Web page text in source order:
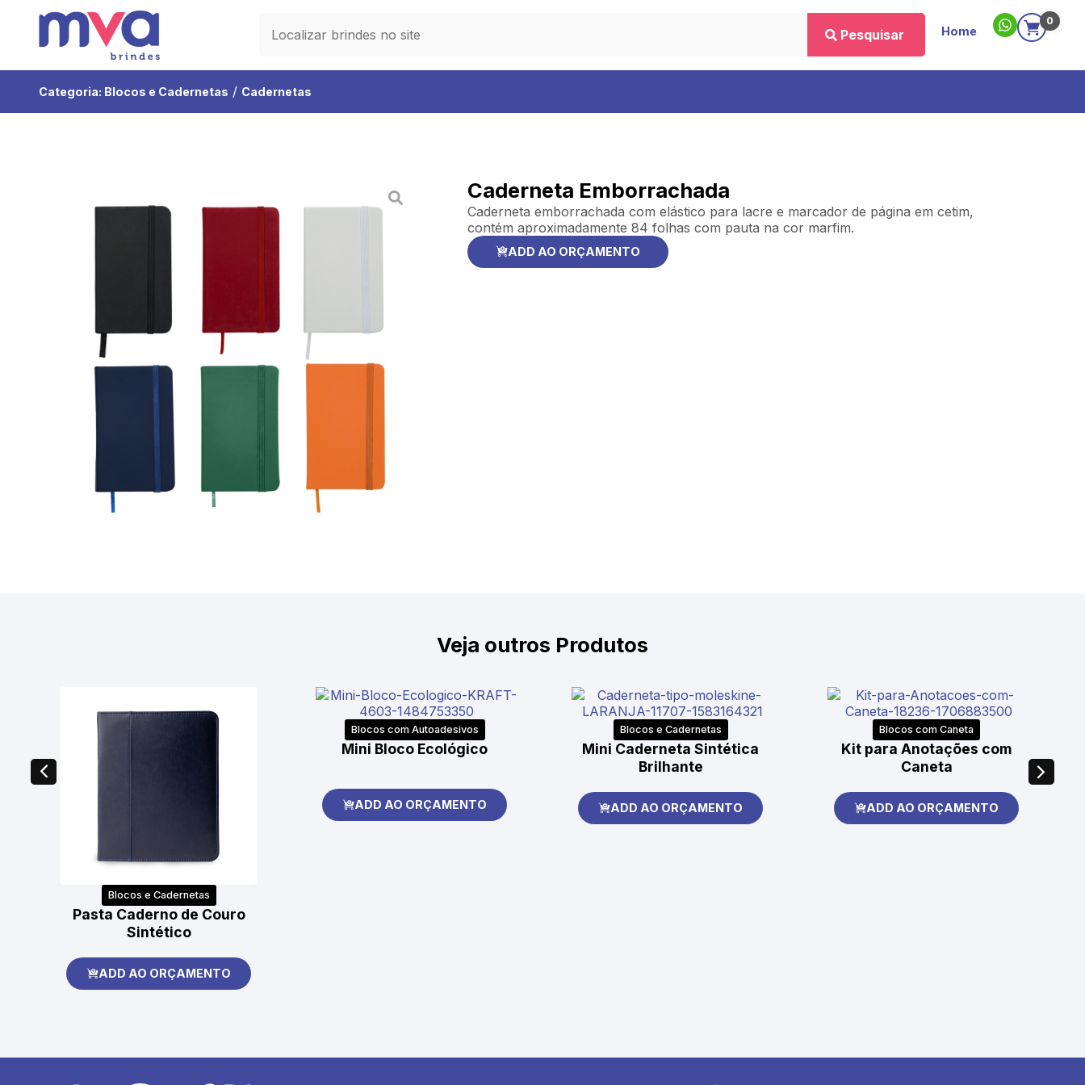
Pesquisar Home
0
Categoria: Blocos e Cadernetas / Cadernetas
Caderneta Emborrachada
Caderneta emborrachada com elástico para lacre e marcador de página em cetim,
contém aproximadamente 84 folhas com pauta na cor marfim.
ADD AO ORÇAMENTO
Veja outros Produtos
Blocos e Cadernetas
Pasta Caderno de Couro
Sintético
ADD AO ORÇAMENTO
Blocos com Autoadesivos
Mini Bloco Ecológico
ADD AO ORÇAMENTO
Blocos e Cadernetas
Mini Caderneta Sintética
Brilhante
ADD AO ORÇAMENTO
Blocos com Caneta
Kit para Anotações com
Caneta
ADD AO ORÇAMENTO